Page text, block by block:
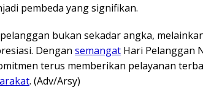
pembeda yang signifikan.
bukan sekadar angka,
Dengan semangat Hari Pelanggan
terus memberikan pelayanan
. (Adv/Arsy)